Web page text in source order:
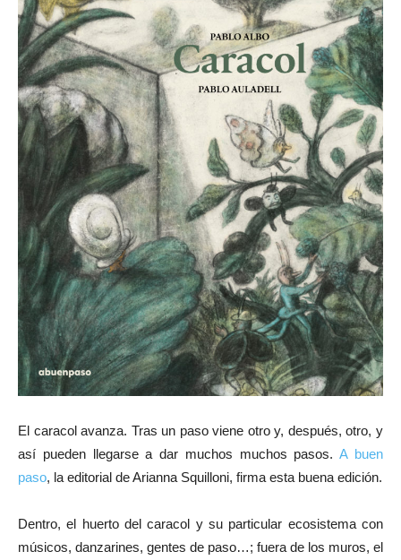
El caracol avanza. Tras un paso viene otro y, después, otro, y
así pueden llegarse a dar muchos muchos pasos.A buen
paso, la editorial de Arianna Squilloni, firma esta buena edición.
Dentro, el huerto del caracol y su particular ecosistema con
músicos, danzarines, gentes de paso…; fuera de los muros, el